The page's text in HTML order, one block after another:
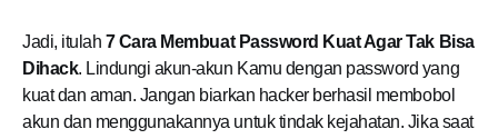
Jadi, itulah 7 Cara Membuat Password Kuat Agar Tak Bisa
Dihack. Lindungi akun-akun Kamu dengan password yang
kuat dan aman. Jangan biarkan hacker berhasil membobol
akun dan menggunakannya untuk tindak kejahatan. Jika saat